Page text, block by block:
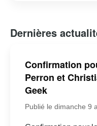
Dernières
Confirmation
Perron et
Geek
Publié le dimanche 9